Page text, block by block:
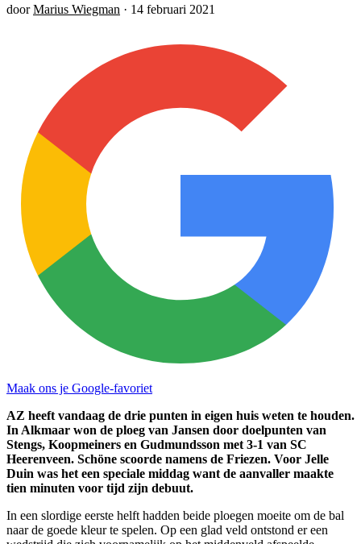
door Marius Wiegman · 14 februari 2021
Maak ons je Google-favoriet
AZ heeft vandaag de drie punten in eigen huis weten te houden.
In Alkmaar won de ploeg van Jansen door doelpunten van
Stengs, Koopmeiners en Gudmundsson met 3-1 van SC
Heerenveen. Schöne scoorde namens de Friezen. Voor Jelle
Duin was het een speciale middag want de aanvaller maakte
tien minuten voor tijd zijn debuut.
In een slordige eerste helft hadden beide ploegen moeite om de bal
naar de goede kleur te spelen. Op een glad veld ontstond er een